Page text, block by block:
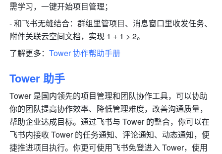
需学习，一键开始项目管理；
- 和飞书无缝结合：群组里管项目、消息窗口里收发任务、
附件关联云空间文档，实现 1 + 1 > 2。
了解更多：Tower 协作帮助手册
Tower 助手
Tower 是国内领先的项目管理和团队协作工具，可以协助
你的团队提高协作效率、降低管理难度，改善沟通质量，
帮助企业达成目标。通过飞书与 Tower 的整合，你可以在
飞书内接收 Tower 的任务通知、评论通知、动态通知，便
捷推进项目执行。你更可使用飞书免登进入 Tower，使用